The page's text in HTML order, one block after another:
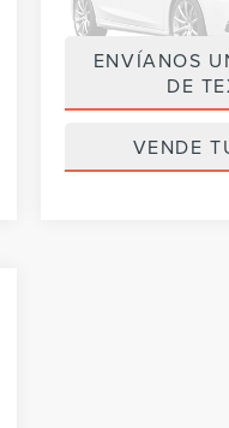
Por favor,
18,958 mi
ENVÍANOS
DE
VENDE